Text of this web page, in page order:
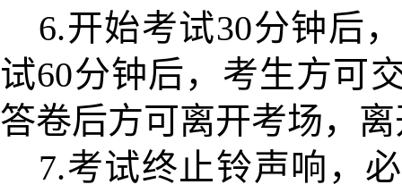
6.开始考试30分钟后
试60分钟后，考生方可
答卷后方可离开考场，
7.考试终止铃声响，